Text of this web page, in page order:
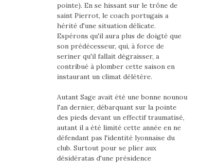
pointe). En se hissant sur le trône de
saint Pierrot, le coach portugais a
hérité d'une situation délicate.
Espérons qu'il aura plus de doigté que
son prédécesseur, qui, à force de
seriner qu'il fallait dégraisser, a
contribué à plomber cette saison en
instaurant un climat délétère.
Autant Sage avait été une bonne nounou
l'an dernier, débarquant sur la pointe
des pieds devant un effectif traumatisé,
autant il a été limité cette année en ne
défendant pas l'identité lyonnaise du
club. Surtout pour se plier aux
désidératas d'une présidence